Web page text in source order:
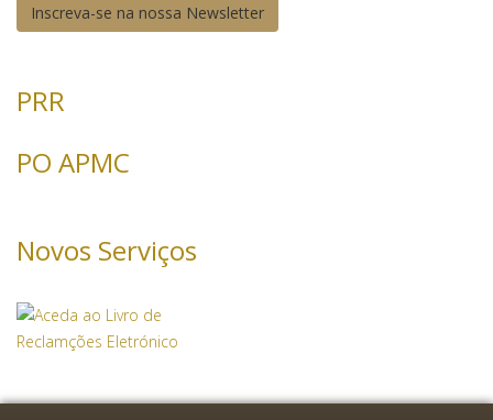
Inscreva-se na nossa Newsletter
PRR
PO APMC
Novos Serviços